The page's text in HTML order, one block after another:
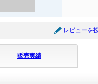
レビューを
販売実績